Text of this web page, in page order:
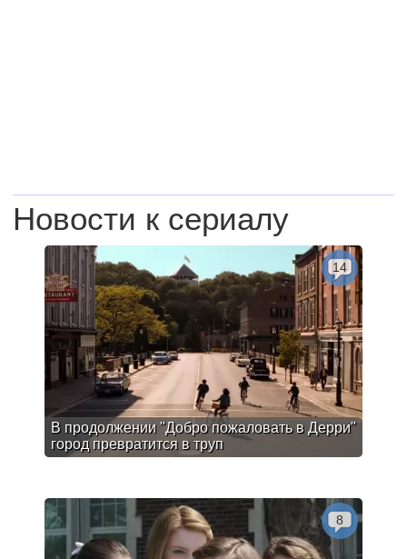
Новости к сериалу
В продолжении "Добро пожаловать в Дерри"
город превратится в труп
14
8